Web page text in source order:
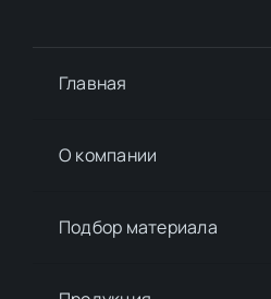
Главная
О компании
Подбор материалa